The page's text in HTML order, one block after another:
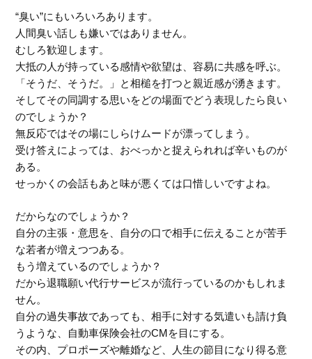
“臭い”にもいろいろあります。
人間臭い話しも嫌いではありません。
むしろ歓迎します。
大抵の人が持っている感情や欲望は、容易に共感を呼ぶ。
「そうだ、そうだ。」と相槌を打つと親近感が湧きます。
そしてその同調する思いをどの場面でどう表現したら良い
のでしょうか？
無反応ではその場にしらけムードが漂ってしまう。
受け答えによっては、おべっかと捉えられれば辛いものが
ある。
せっかくの会話もあと味が悪くては口惜しいですよね。
だからなのでしょうか？
自分の主張・意思を、自分の口で相手に伝えることが苦手
な若者が増えつつある。
もう増えているのでしょうか？
だから退職願い代行サービスが流行っているのかもしれま
せん。
自分の過失事故であっても、相手に対する気遣いも請け負
うような、自動車保険会社のCMを目にする。
その内、プロポーズや離婚など、人生の節目になり得る意